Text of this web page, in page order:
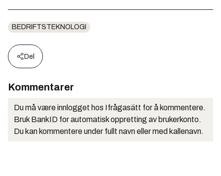
BEDRIFTSTEKNOLOGI
Del
Kommentarer
Du må være innlogget hos Ifrågasätt for å kommentere.
Bruk BankID for automatisk oppretting av brukerkonto.
Du kan kommentere under fullt navn eller med kallenavn.